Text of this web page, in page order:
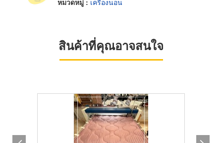
สินค้าที่คุณอาจสนใจ